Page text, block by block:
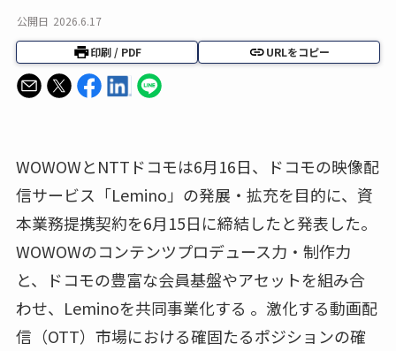
公開日 2026.6.17
印刷 / PDF URLをコピー
WOWOWとNTTドコモは6月16日、ドコモの映像配
信サービス「Lemino」の発展・拡充を目的に、資
本業務提携契約を6月15日に締結したと発表した。
WOWOWのコンテンツプロデュース力・制作力
と、ドコモの豊富な会員基盤やアセットを組み合
わせ、Leminoを共同事業化する 。激化する動画配
信（OTT）市場における確固たるポジションの確